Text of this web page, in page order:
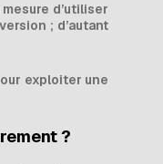
d’utiliser
; d’autant
exploiter une
?